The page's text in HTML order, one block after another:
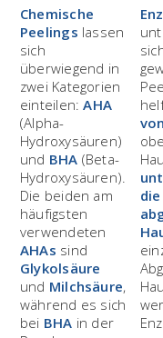
Chemische
Peelings lassen
sich
überwiegend in
zwei Kategorien
einteilen:AHA
(Alpha-
Hydroxysäuren)
und BHA (Beta-
Hydroxysäuren).
Die beiden am
häufigsten
verwendeten
AHAs sind
Glykolsäure
und Milchsäure,
während es sich
bei BHA in der